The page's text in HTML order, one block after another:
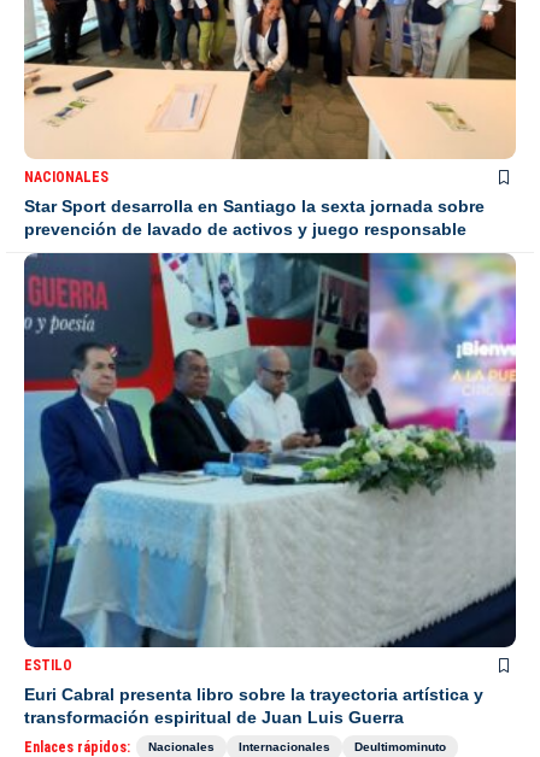
NACIONALES
Star Sport desarrolla en Santiago la sexta jornada sobre
prevención de lavado de activos y juego responsable
ESTILO
Euri Cabral presenta libro sobre la trayectoria artística y
transformación espiritual de Juan Luis Guerra
Enlaces rápidos: Nacionales Internacionales
Deultimominuto